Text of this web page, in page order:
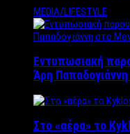
MEDIA/LIFESTYLE
Εντυπωσιακή
Άρη
Στο «αέρα» το